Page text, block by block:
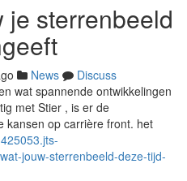
je sterrenbeeld
News
Discuss
wat spannende ontwikkelingen
met Stier , is er de
kansen op carrière front. het
jouw-sterrenbeeld-deze-tijd-